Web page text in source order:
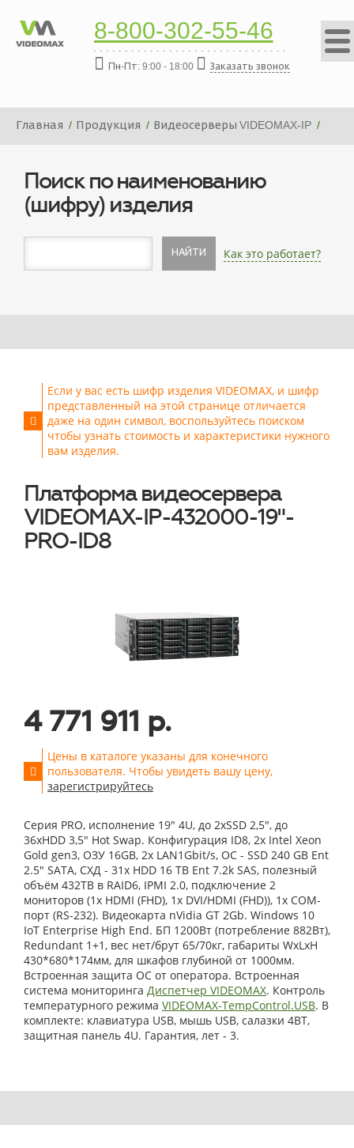
8-800-302-55-46
Пн-Пт: 9:00 - 18:00 Заказать звонок
Главная Продукция
Видеосерверы VIDEOMAX-IP
Поиск по наименованию
(шифру) изделия
НАЙТИ Как это работает?
Если у вас есть шифр изделия VIDEOMAX, и шифр
представленный на этой странице отличается
даже на один символ, воспользуйтесь поиском
чтобы узнать стоимость и характеристики нужного
вам изделия.
Платформа видеосервера
VIDEOMAX-IP-432000-19"-
PRO-ID8
4 771 911 р.
Цены в каталоге указаны для конечного
пользователя. Чтобы увидеть вашу цену,
зарегистрируйтесь
Серия PRO, исполнение 19" 4U, до 2xSSD 2,5", до
36xHDD 3,5" Hot Swap. Конфигурация ID8, 2x Intel Xeon
Gold gen3, ОЗУ 16GB, 2x LAN1Gbit/s, OС - SSD 240 GB Ent
2.5" SATA, СХД - 31x HDD 16 TB Ent 7.2k SAS, полезный
объём 432TB в RAID6, IPMI 2.0, подключение 2
мониторов (1x HDMI (FHD), 1x DVI/HDMI (FHD)), 1x COM-
порт (RS-232). Видеокарта nVidia GT 2Gb. Windows 10
IoT Enterprise High End. БП 1200Вт (потребление 882Вт),
Redundant 1+1, вес нет/брут 65/70кг, габариты WxLxH
430*680*174мм, для шкафов глубиной от 1000мм.
Встроенная защита ОС от оператора. Встроенная
система мониторинга Диспетчер VIDEOMAX. Контроль
температурного режима VIDEOMAX-TempControl.USB. В
комплекте: клавиатура USB, мышь USB, салазки 4BT,
защитная панель 4U. Гарантия, лет - 3.